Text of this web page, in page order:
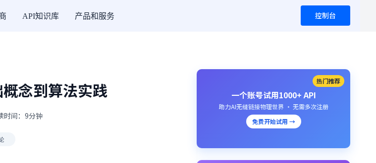
API知识库 产品和服务 控制台
念到算法实践
间：9分钟
热门推荐
一个账号试用1000+ API
助力AI无缝链接物理世界 · 无需多次注册
免费开始试用 →